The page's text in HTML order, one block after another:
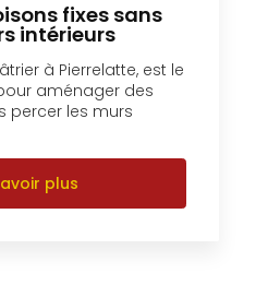
fixes sans
intérieurs
à Pierrelatte, est le
aménager des
percer les murs
plus